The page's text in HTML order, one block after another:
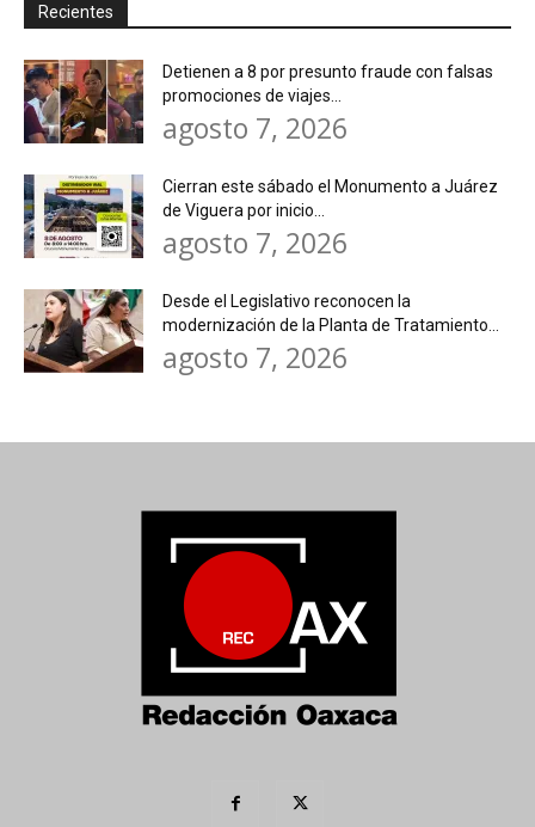
Recientes
Detienen a 8 por presunto fraude con falsas
promociones de viajes...
agosto 7, 2026
Cierran este sábado el Monumento a Juárez
de Viguera por inicio...
agosto 7, 2026
Desde el Legislativo reconocen la
modernización de la Planta de Tratamiento...
agosto 7, 2026